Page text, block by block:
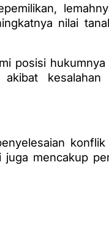
nilai
posisi
mencakup